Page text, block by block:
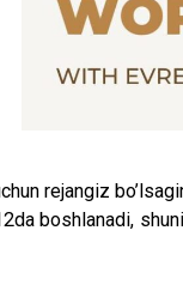
rejangiz
boshlanadi,